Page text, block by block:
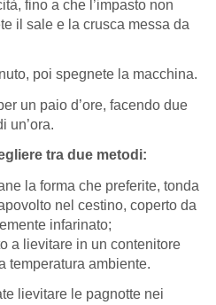
fino a che l’impasto non
il sale e la crusca messa da
poi spegnete la macchina.
un paio d’ore, facendo due
un’ora.
tra due metodi:
la forma che preferite, tonda
nel cestino, coperto da
infarinato;
a lievitare in un contenitore
temperatura ambiente.
lievitare le pagnotte nei